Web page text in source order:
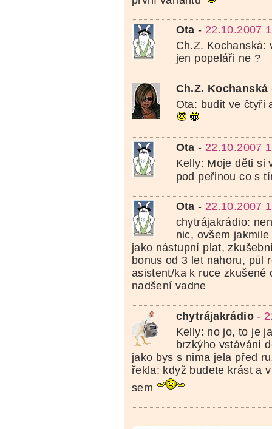
Ota - 22.10.2007
Ch.Z. Kochanská:
jen popeláři ne ?
Ch.Z. Kochanská
Ota: budit ve čtyři
Ota - 22.10.2007
Kelly: Moje děti si
pod peřinou co s
Ota - 22.10.2007
chytrájakrádio:
nic, ovšem
jako nástupní plat,
bonus od 3 let nahoru, půl
asistent/ka k ruce zkušené
nadšení vadne
chytrájakrádio-
Kelly: no jo, to je
brzkýho vstávání
jako bys s nima jela před
řekla: když budete krást a
sem